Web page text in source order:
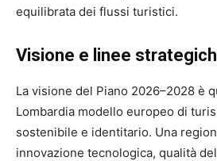
equilibrata dei flussi turistici.
Visione e linee
La visione del Piano 2026–2028 è
Lombardia modello europeo di
sostenibile e identitario. Una
innovazione tecnologica, qualità